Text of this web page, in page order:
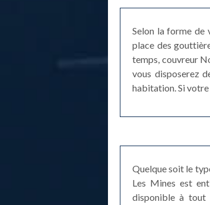
Selon la forme de
place des
temps, couvreur
vous disposerez
habitation. Si votre
Quelque soit le
Les Mines est
disponible à tout